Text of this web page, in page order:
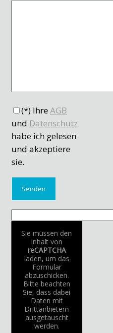
(*) IhreAGB
und Datenschutz
habe ich gelesen
und akzeptiere
sie.
Sie müssen den
Inhalt von
reCAPTCHA
laden, um das
Formular
abzuschicken.
Bitte beachten
Sie, dass dabei
Daten mit
Drittanbietern
ausgetauscht
werden.